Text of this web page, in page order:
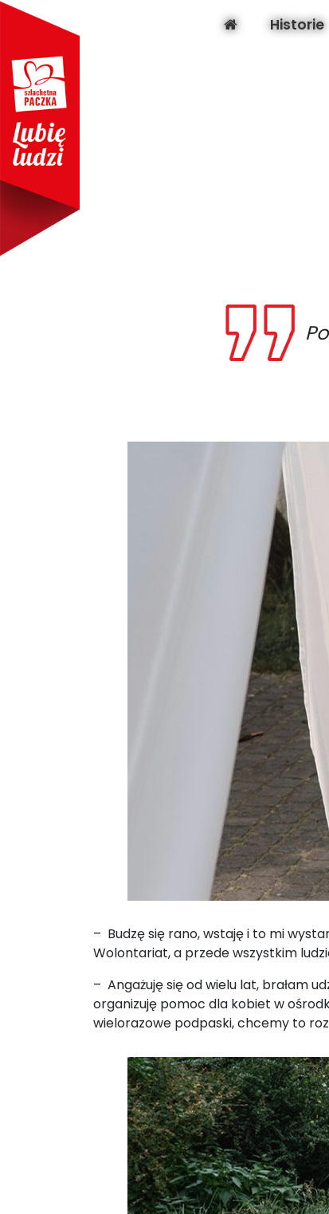
Historie
– Budzę się rano, wstaję i to mi
Wolontariat, a przede wszystkim
– Angażuję się od wielu lat, brałam
organizuję pomoc dla kobiet w
wielorazowe podpaski, chcemy to